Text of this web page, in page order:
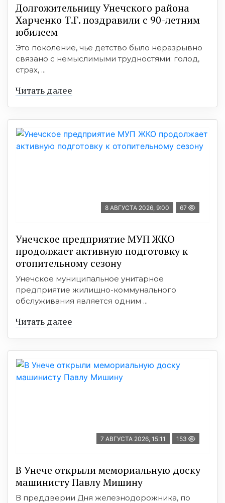
Долгожительницу Унечского района
Харченко Т.Г. поздравили с 90-летним
юбилеем
Это поколение, чье детство было неразрывно
связано с немыслимыми трудностями: голод,
страх, ...
Читать далее
8 АВГУСТА 2026, 9:00 67
Унечское предприятие МУП ЖКО
продолжает активную подготовку к
отопительному сезону
Унечское муниципальное унитарное
предприятие жилищно-коммунального
обслуживания является одним ...
Читать далее
7 АВГУСТА 2026, 15:11 153
В Унече открыли мемориальную доску
машинисту Павлу Мишину
В преддверии Дня железнодорожника, по